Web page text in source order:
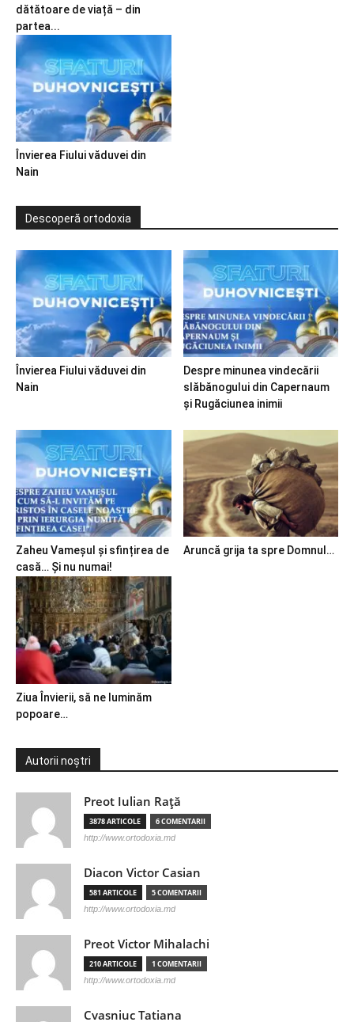
dătătoare de viață – din
partea...
Învierea Fiului văduvei din
Nain
Descoperă ortodoxia
Învierea Fiului văduvei din
Nain
Despre minunea vindecării
slăbănogului din Capernaum
și Rugăciunea inimii
Zaheu Vameșul și sfințirea de
casă… Și nu numai!
Aruncă grija ta spre Domnul…
Ziua Învierii, să ne luminăm
popoare…
Autorii noștri
Preot Iulian Raţă
3878 ARTICOLE 6 COMENTARII
http://www.ortodoxia.md
Diacon Victor Casian
581 ARTICOLE 5 COMENTARII
http://www.ortodoxia.md
Preot Victor Mihalachi
210 ARTICOLE 1 COMENTARII
http://www.ortodoxia.md
Cvasniuc Tatiana